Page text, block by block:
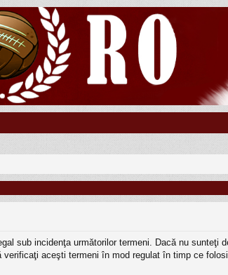
sub incidenţa următorilor termeni. Dacă nu
aceşti termeni în mod regulat în timp ce